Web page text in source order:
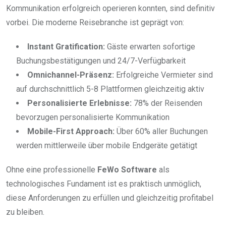
Kommunikation erfolgreich operieren konnten, sind definitiv
vorbei. Die moderne Reisebranche ist geprägt von:
Instant Gratification: Gäste erwarten sofortige
Buchungsbestätigungen und 24/7-Verfügbarkeit
Omnichannel-Präsenz: Erfolgreiche Vermieter sind
auf durchschnittlich 5-8 Plattformen gleichzeitig aktiv
Personalisierte Erlebnisse: 78% der Reisenden
bevorzugen personalisierte Kommunikation
Mobile-First Approach: Über 60% aller Buchungen
werden mittlerweile über mobile Endgeräte getätigt
Ohne eine professionelle FeWo Software als
technologisches Fundament ist es praktisch unmöglich,
diese Anforderungen zu erfüllen und gleichzeitig profitabel
zu bleiben.